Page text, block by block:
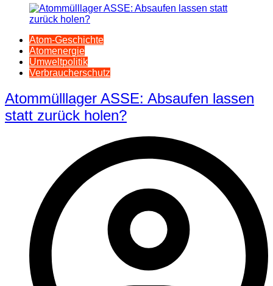
Atom-Geschichte
Atomenergie
Umweltpolitik
Verbraucherschutz
Atommülllager ASSE: Absaufen lassen
statt zurück holen?